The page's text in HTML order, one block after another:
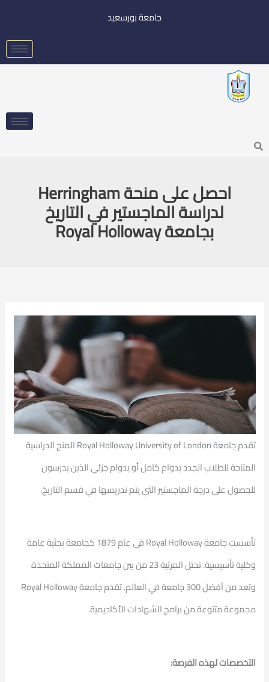
جامعة بورسعيد
Search
احصل على منحة Herringham
لدراسة الماجستير في التاريخ
بجامعة Royal Holloway
تقدم جامعة Royal Holloway University of London المنح الدراسية
المتاحة للطلاب الجدد بدوام كامل أو بدوام جزئي الذين يدرسون
للحصول على درجة الماجستير التي يتم تدريسها في قسم التاريخ.
تأسست جامعة Royal Holloway في عام 1879 كجامعة بحثية عامة
وكلية تأسيسية. تحتل المرتبة 23 من بين جامعات المملكة المتحدة
وتعد من أفضل 300 جامعة في العالم. تقدم جامعة Royal Holloway
مجموعة متنوعة من برامج الشهادات الأكاديمية.
التخصصات لهذه الفرصة: